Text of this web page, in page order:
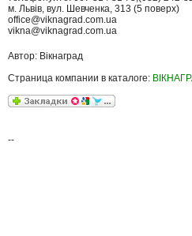
м. Львів, вул. Шевченка, 313 (5 поверх)
office@viknagrad.com.ua
vikna@viknagrad.com.ua
Автор: Вікнаград
Страница компании в каталоге:
--